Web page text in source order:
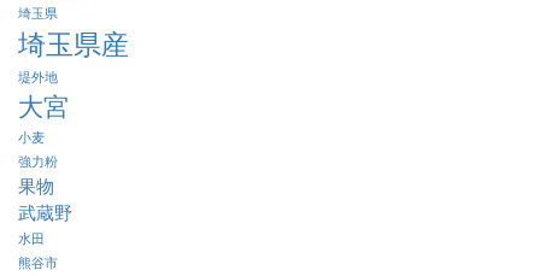
埼玉県
埼玉県産
堤外地
大宮
小麦
強力粉
果物
武蔵野
水田
熊谷市